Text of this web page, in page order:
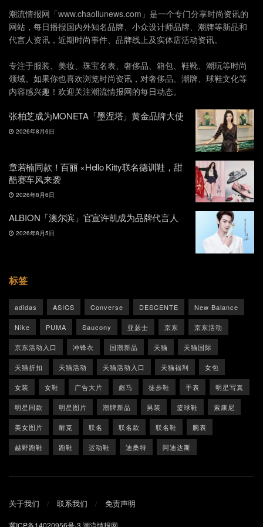
潮流情报网「www.chaoliunews.com」是一个专门分享时尚资讯的
网站，每日播报国内外知名品牌、小众设计师品牌、潮牌等新品和
代言人资讯，近期时尚事件、品牌线上及实体店活动资讯。
专注于服装、美妆、珠宝名表、奢侈品、箱包、鞋靴、潮玩等时尚
领域。如果你也喜欢浏览时尚资讯，对奢侈品、潮牌、球鞋文化等
内容感兴趣！欢迎关注潮流情报网的每日动态。
张柏芝成为MONETA「墨涅塔」黄金品牌大使
2026年8月6日
章若楠同款！百丽 ×Hello Kitty联名德训鞋，甜
酷赛车风来袭
2026年8月6日
ALBION「澳尔滨」官宣许凯成为品牌代言人
2026年8月5日
标签
adidas ASICS Converse DESCENTE New Balance
Nike PUMA Saucony 亚瑟士 京东 京东活动
京东活动入口 冲锋衣 国潮新品 天猫 天猫国际
天猫折扣 天猫活动 天猫活动入口 天猫福利 女包
女装 女鞋 广告大片 彪马 徒步鞋 手表 明星写真
明星同款 明星图片 潮牌新品 男装 篮球鞋 索康尼
美女图片 耐克 联名 联名款 联名鞋 腕表
越野跑鞋 跑鞋 运动鞋 迪桑特 阿迪达斯
关于我们 联系我们 免责声明